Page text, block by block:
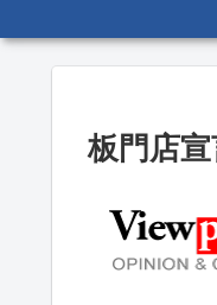
板門店